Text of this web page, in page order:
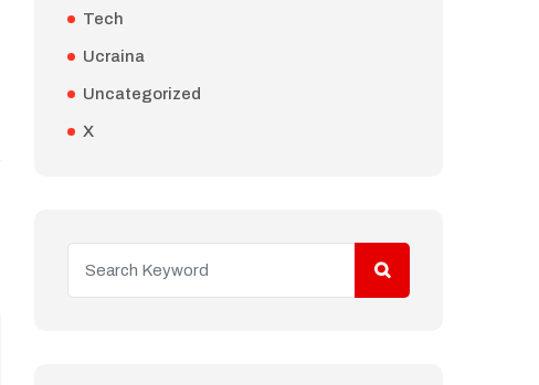
Tech
Ucraina
Uncategorized
X